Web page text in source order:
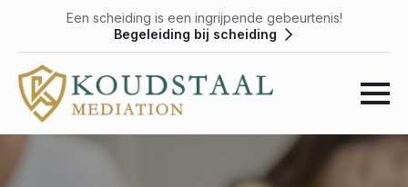
Een scheiding is een ingrijpende gebeurtenis!
Begeleiding bij scheiding